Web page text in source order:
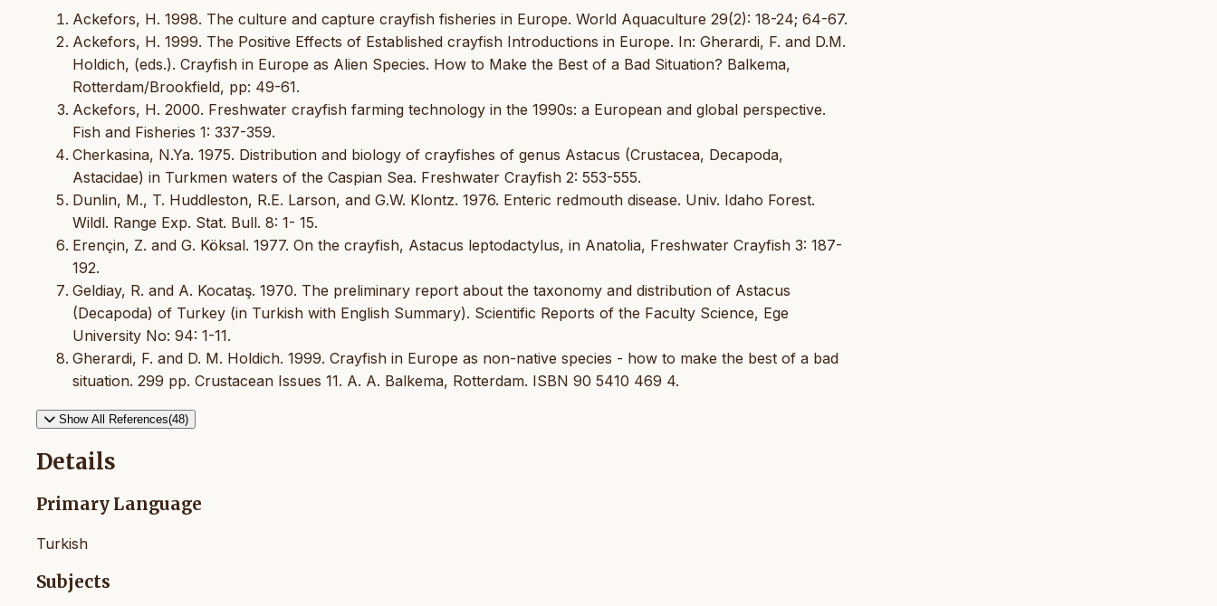
Ackefors, H. 1998. The culture and capture crayfish fisheries in Europe. World Aquaculture 29(2): 18-24; 64-67.
Ackefors, H. 1999. The Positive Effects of Established crayfish Introductions in Europe. In: Gherardi, F. and D.M.
Holdich, (eds.). Crayfish in Europe as Alien Species. How to Make the Best of a Bad Situation? Balkema,
Rotterdam/Brookfield, pp: 49-61.
Ackefors, H. 2000. Freshwater crayfish farming technology in the 1990s: a European and global perspective.
Fish and Fisheries 1: 337-359.
Cherkasina, N.Ya. 1975. Distribution and biology of crayfishes of genus Astacus (Crustacea, Decapoda,
Astacidae) in Turkmen waters of the Caspian Sea. Freshwater Crayfish 2: 553-555.
Dunlin, M., T. Huddleston, R.E. Larson, and G.W. Klontz. 1976. Enteric redmouth disease. Univ. Idaho Forest.
Wildl. Range Exp. Stat. Bull. 8: 1- 15.
Erençin, Z. and G. Köksal. 1977. On the crayfish, Astacus leptodactylus, in Anatolia, Freshwater Crayfish 3: 187-
192.
Geldiay, R. and A. Kocataş. 1970. The preliminary report about the taxonomy and distribution of Astacus
(Decapoda) of Turkey (in Turkish with English Summary). Scientific Reports of the Faculty Science, Ege
University No: 94: 1-11.
Gherardi, F. and D. M. Holdich. 1999. Crayfish in Europe as non-native species - how to make the best of a bad
situation. 299 pp. Crustacean Issues 11. A. A. Balkema, Rotterdam. ISBN 90 5410 469 4.
Show All References(48)
Details
Primary Language
Turkish
Subjects